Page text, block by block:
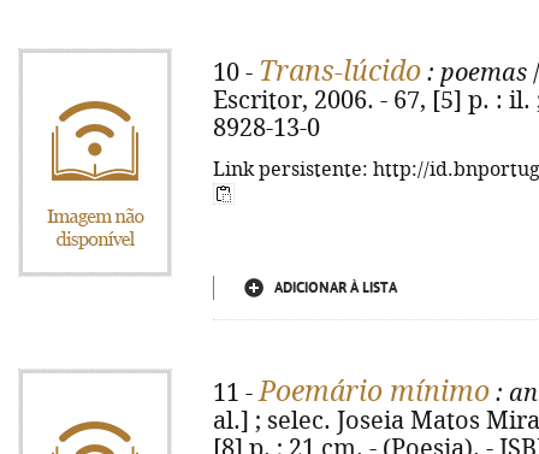
10 - Trans-lúcido : poemas
Escritor, 2006. - 67, [5] p. : il.
8928-13-0
Link persistente: http://
ADICIONAR À LISTA
11 -Poemário mínimo :
al.] ; selec. Joseia Matos